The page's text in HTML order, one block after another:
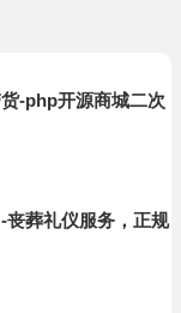
-php开源商城二次
丧葬礼仪服务，正规